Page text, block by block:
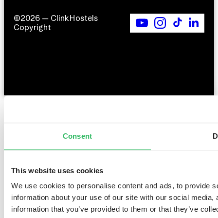
Consent
This website uses cookies
We use cookies to personalise content and ads, to provide
information about your use of our site with our social
information that you’ve provided to them or that they’ve
©2026 — ClinkHostels
Copyright